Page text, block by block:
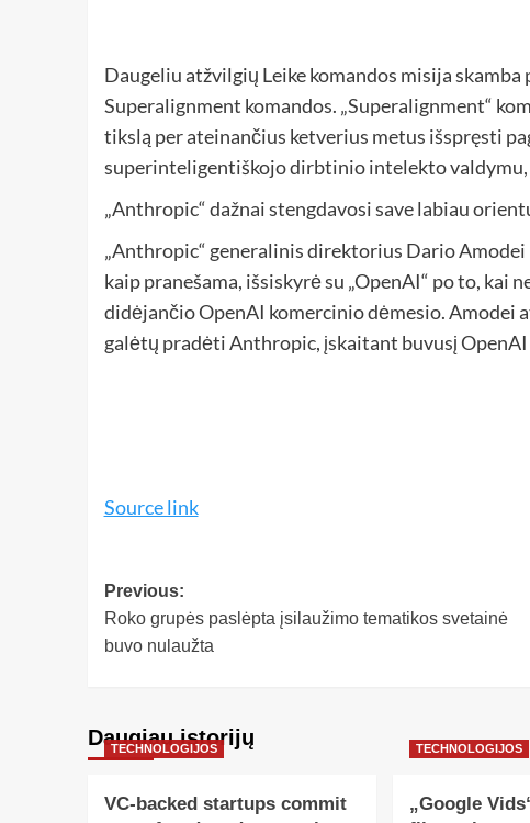
Daugeliu atžvilgių Leike komandos misija
Superalignment komandos. „Superalignment“
tikslą per ateinančius ketverius metus išspręsti
superinteligentiškojo dirbtinio intelekto valdymu,
„Anthropic“ dažnai stengdavosi save labiau
„Anthropic“ generalinis direktorius Dario
kaip pranešama, išsiskyrė su „OpenAI“ po to, kai
didėjančio OpenAI komercinio dėmesio. Amodei
galėtų pradėti Anthropic, įskaitant buvusį
Source link
Previous:
Roko grupės paslėpta įsilaužimo tematikos svetainė
buvo nulaužta
Daugiau istorijų
TECHNOLOGIJOS
VC-backed startups commit
TECHNOLOGIJOS
„Google